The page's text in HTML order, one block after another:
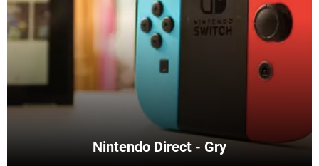
Nintendo Direct - Gry